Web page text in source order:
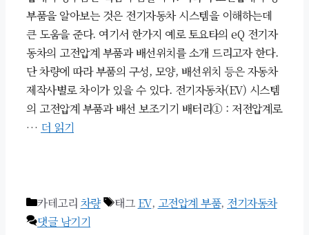
부품을 알아보는 것은 전기자동차 시스템을 이해하는데
큰 도움을 준다. 여기서 한가지 예로 토요타의 eQ 전기자
동차의 고전압계 부품과 배선위치를 소개 드리고자 한다.
단 차량에 따라 부품의 구성, 모양, 배선위치 등은 자동차
제작사별로 차이가 있을 수 있다. 전기자동차(EV) 시스템
의 고전압계 부품과 배선 보조기기 배터리① : 저전압계로
… 더 읽기
카테고리 차량 태그 EV, 고전압계 부품, 전기자동차
댓글 남기기